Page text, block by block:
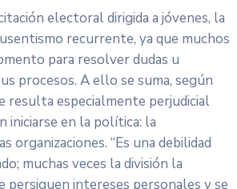
electoral dirigida a jóvenes, la
recurrente, ya que muchos
para resolver dudas u
procesos. A ello se suma, según
resulta especialmente perjudicial
iniciarse en la política: la
organizaciones. “Es una debilidad
muchas veces la división la
persiguen intereses personales y se